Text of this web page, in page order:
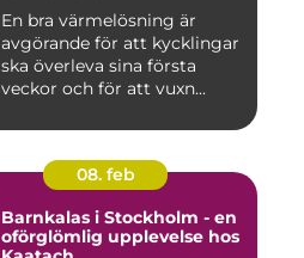
En bra värmelösning är
avgörande för att kycklingar
ska överleva sina första
veckor och för att vuxn...
08. feb
Barnkalas i Stockholm - en
oförglömlig upplevelse hos